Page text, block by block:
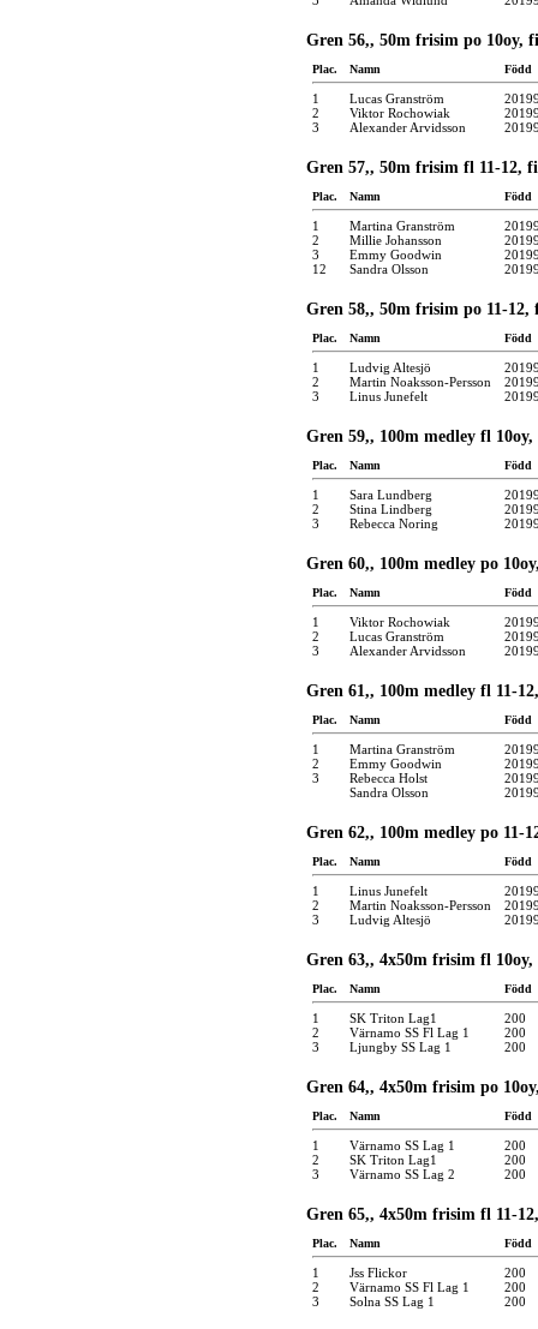
Gren 56,, 50m frisim po 10oy,
Plac. Namn Född
1 Lucas Granström
2
Viktor Rochowiak
3
Alexander Arvidsson
Gren 57,, 50m frisim fl 11-12,
Plac. Namn Född
1 Martina Granström
2
Millie Johansson
3
Emmy Goodwin
12
Sandra Olsson
Gren 58,, 50m frisim po 11-
Plac. Namn Född
1 Ludvig Altesjö
2
Martin Noaksson-Persson
3
Linus Junefelt
Gren 59,, 100m medley fl
Plac. Namn Född
1 Sara Lundberg
2
Stina Lindberg
3
Rebecca Noring
Gren 60,, 100m medley po
Plac. Namn Född
1 Viktor Rochowiak
2
Lucas Granström
3
Alexander Arvidsson
Gren 61,, 100m medley fl 11-
Plac. Namn Född
1 Martina Granström
2
Emmy Goodwin
3
Rebecca Holst
Sandra Olsson
Gren 62,, 100m medley po 11-
Plac. Namn Född
1 Linus Junefelt
2
Martin Noaksson-Persson
3
Ludvig Altesjö
Gren 63,, 4x50m frisim fl
Plac. Namn Född
1 SK Triton Lag1
200
2
Värnamo SS Fl Lag 1
200
3
Ljungby SS Lag 1 200
Gren 64,, 4x50m frisim po
Plac. Namn Född
1 Värnamo SS Lag 1
200
2
SK Triton Lag1
200
3
Värnamo SS Lag 2 200
Gren 65,, 4x50m frisim fl 11-
Plac. Namn Född
1 Jss Flickor
200
2
Värnamo SS Fl Lag 1
200
3
Solna SS Lag 1 200